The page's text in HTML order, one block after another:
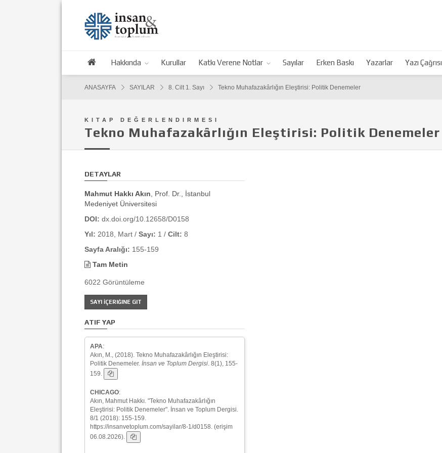
Hakkında Kurullar Katkı Verene Notlar Sayılar Erken Baskı Yazarlar Yazı Çağrısı
ANASAYFA SAYILAR 8. Cilt 1. Sayı Tekno Muhafazakârlığın Eleştirisi: Politik Denemeler
KITAP DEĞERLENDIRMESI
Tekno Muhafazakârlığın Eleştirisi: Politik Denemeler
DETAYLAR
Mahmut Hakkı Akın , Prof. Dr., İstanbul
Medeniyet Üniversitesi
DOI: dx.doi.org/10.12658/D0158
Yıl: 2018, Mart / Sayı: 1 / Cilt: 8
Sayfa Aralığı: 155-159
Tam Metin
6022 Görüntüleme
SAYI İÇERIĞINE GIT
ATIF YAP
APA:
Akın, M., (2018). Tekno Muhafazakârlığın Eleştirisi:
Politik Denemeler. İnsan ve Toplum Dergisi. 8(1), 155-
159.
CHICAGO:
Akın, Mahmut Hakkı. "Tekno Muhafazakârlığın
Eleştirisi: Politik Denemeler". İnsan ve Toplum Dergisi.
8/1 (2018): 155-159.
https://insanvetoplum.com/sayilar/8-1/d0158. (erişim
06.08.2026).